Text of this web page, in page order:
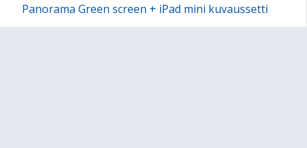
23:00
Panorama Green screen + iPad mini kuvaussetti